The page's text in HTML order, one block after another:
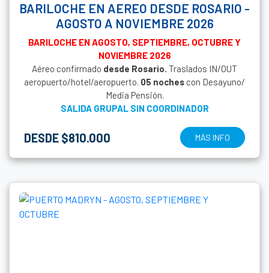
BARILOCHE EN AEREO DESDE ROSARIO -
AGOSTO A NOVIEMBRE 2026
BARILOCHE EN AGOSTO, SEPTIEMBRE, OCTUBRE Y
NOVIEMBRE 2026
Aéreo confirmado desde Rosario. Traslados IN/OUT
aeropuerto/hotel/aeropuerto. 05 noches con Desayuno/
Media Pensión.
SALIDA GRUPAL SIN COORDINADOR
DESDE $810.000 MÁS INFO